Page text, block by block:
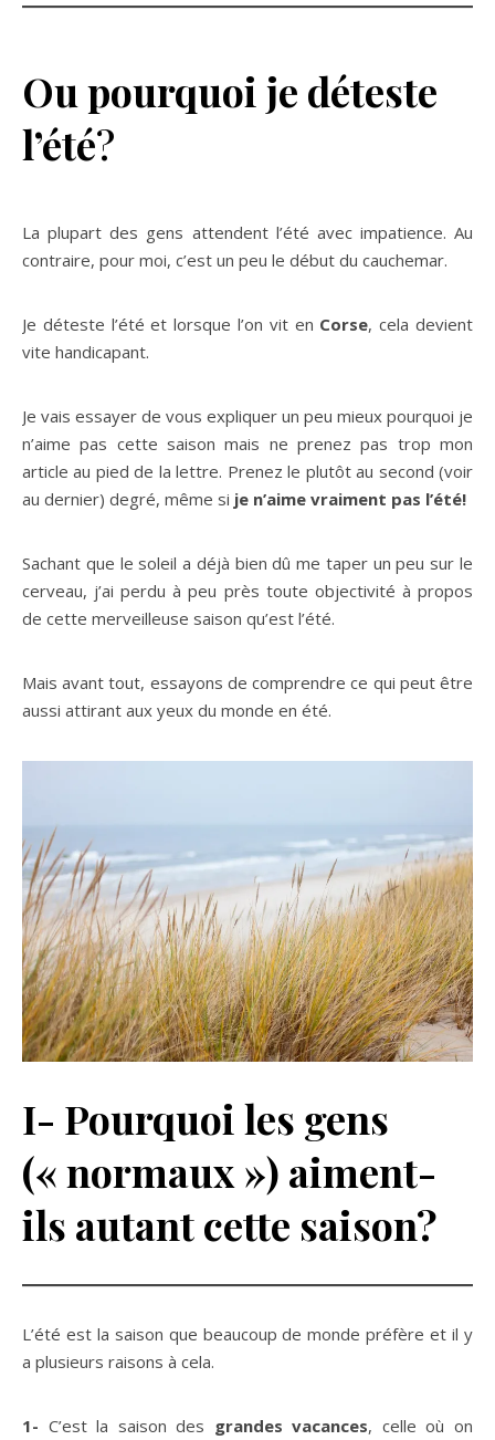
Ou pourquoi je déteste
l’été?
La plupart des gens attendent l’été avec impatience. Au
contraire, pour moi, c’est un peu le début du cauchemar.
Je déteste l’été et lorsque l’on vit en Corse, cela devient
vite handicapant.
Je vais essayer de vous expliquer un peu mieux pourquoi je
n’aime pas cette saison mais ne prenez pas trop mon
article au pied de la lettre. Prenez le plutôt au second (voir
au dernier) degré, même si je n’aime vraiment pas l’été!
Sachant que le soleil a déjà bien dû me taper un peu sur le
cerveau, j’ai perdu à peu près toute objectivité à propos
de cette merveilleuse saison qu’est l’été.
Mais avant tout, essayons de comprendre ce qui peut être
aussi attirant aux yeux du monde en été.
I- Pourquoi les gens
(« normaux ») aiment-
ils autant cette saison?
L’été est la saison que beaucoup de monde préfère et il y
a plusieurs raisons à cela.
1- C’est la saison des grandes vacances, celle où on